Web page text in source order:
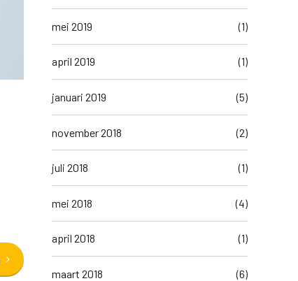
mei 2019 (1)
april 2019 (1)
januari 2019 (5)
november 2018 (2)
juli 2018 (1)
mei 2018 (4)
april 2018 (1)
maart 2018 (6)